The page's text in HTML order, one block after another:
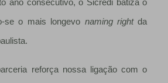
ano consecutivo, o Sicredi batiza o
se o mais longevo naming rightda
reforça nossa ligação com o